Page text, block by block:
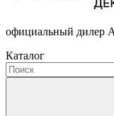
официальный дилер
Каталог